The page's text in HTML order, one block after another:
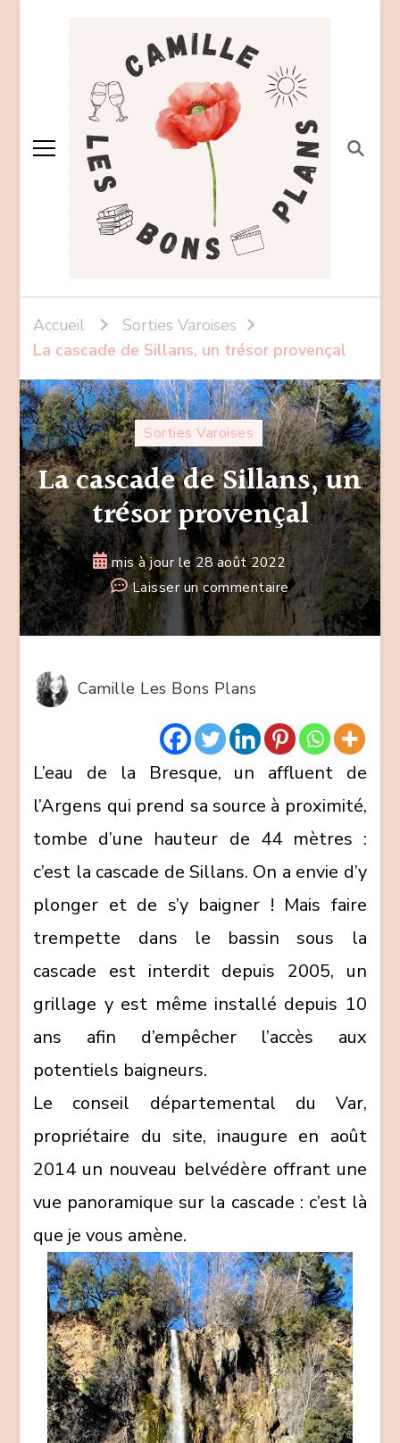
Accueil
Sorties Varoises
La cascade de Sillans, un trésor provençal
Sorties Varoises
La cascade de Sillans, un
trésor provençal
mis à jour le 28 août 2022
Laisser un commentairesur
La
cascade
trésor
provençal
Camille Les Bons Plans
L’eau de la Bresque, un affluent de
l’Argens qui prend sa source à proximité,
tombe d’une hauteur de 44 mètres :
c’est la cascade de Sillans. On a envie d’y
plonger et de s’y baigner ! Mais faire
trempette dans le bassin sous la
cascade est interdit depuis 2005, un
grillage y est même installé depuis 10
ans afin d’empêcher l’accès aux
potentiels baigneurs.
Le conseil départemental du Var,
propriétaire du site, inaugure en août
2014 un nouveau belvédère offrant une
vue panoramique sur la cascade : c’est là
que je vous amène.